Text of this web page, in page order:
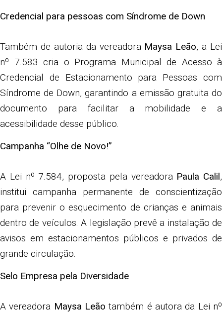
Credencial para pessoas com Síndrome de Down
Também de autoria da vereadora Maysa Leão, a Lei
nº 7.583 cria o Programa Municipal de Acesso à
Credencial de Estacionamento para Pessoas com
Síndrome de Down, garantindo a emissão gratuita do
documento para facilitar a mobilidade e a
acessibilidade desse público.
Campanha “Olhe de Novo!”
A Lei nº 7.584, proposta pela vereadora Paula Calil,
institui campanha permanente de conscientização
para prevenir o esquecimento de crianças e animais
dentro de veículos. A legislação prevê a instalação de
avisos em estacionamentos públicos e privados de
grande circulação.
Selo Empresa pela Diversidade
A vereadora Maysa Leão também é autora da Lei nº